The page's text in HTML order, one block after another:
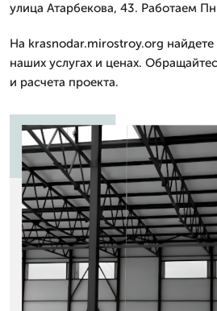
улица Атарбекова, 43. Работаем
На krasnodar.mirostroy.org
наших услугах и ценах.
и расчета проекта.